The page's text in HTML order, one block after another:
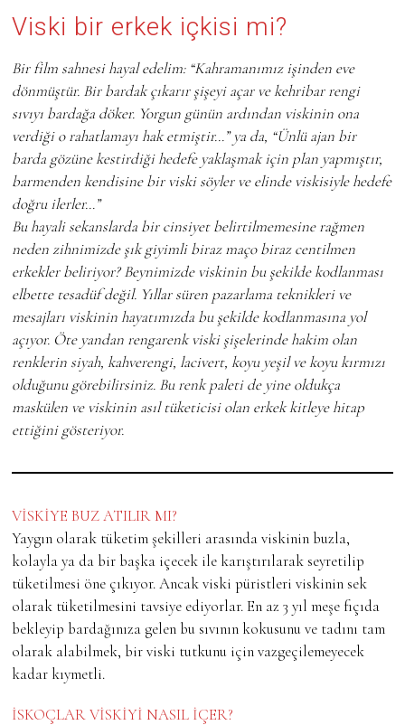
Viski bir erkek içkisi mi?
Bir film sahnesi hayal edelim: “Kahramanımız işinden eve
dönmüştür. Bir bardak çıkarır şişeyi açar ve kehribar rengi
sıvıyı bardağa döker. Yorgun günün ardından viskinin ona
verdiği o rahatlamayı hak etmiştir…” ya da, “Ünlü ajan bir
barda gözüne kestirdiği hedefe yaklaşmak için plan yapmıştır,
barmenden kendisine bir viski söyler ve elinde viskisiyle hedefe
doğru ilerler…”
Bu hayali sekanslarda bir cinsiyet belirtilmemesine rağmen
neden zihnimizde şık giyimli biraz maço biraz centilmen
erkekler beliriyor? Beynimizde viskinin bu şekilde kodlanması
elbette tesadüf değil. Yıllar süren pazarlama teknikleri ve
mesajları viskinin hayatımızda bu şekilde kodlanmasına yol
açıyor. Öte yandan rengarenk viski şişelerinde hakim olan
renklerin siyah, kahverengi, lacivert, koyu yeşil ve koyu kırmızı
olduğunu görebilirsiniz. Bu renk paleti de yine oldukça
maskülen ve viskinin asıl tüketicisi olan erkek kitleye hitap
ettiğini gösteriyor.
VİSKİYE BUZ ATILIR MI?
Yaygın olarak tüketim şekilleri arasında viskinin buzla,
kolayla ya da bir başka içecek ile karıştırılarak seyretilip
tüketilmesi öne çıkıyor. Ancak viski püristleri viskinin sek
olarak tüketilmesini tavsiye ediyorlar. En az 3 yıl meşe fıçıda
bekleyip bardağınıza gelen bu sıvının kokusunu ve tadını tam
olarak alabilmek, bir viski tutkunu için vazgeçilemeyecek
kadar kıymetli.
İSKOÇLAR VİSKİYİ NASIL İÇER?